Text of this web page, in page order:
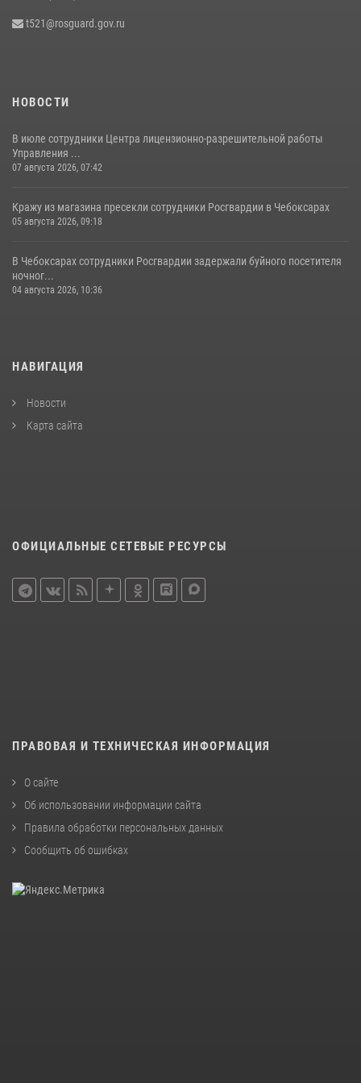
t521@rosguard.gov.ru
НОВОСТИ
В июле сотрудники Центра лицензионно-разрешительной работы
Управления ...
07 августа 2026, 07:42
Кражу из магазина пресекли сотрудники Росгвардии в Чебоксарах
05 августа 2026, 09:18
В Чебоксарах сотрудники Росгвардии задержали буйного посетителя
ночног...
04 августа 2026, 10:36
НАВИГАЦИЯ
Новости
Карта сайта
ОФИЦИАЛЬНЫЕ СЕТЕВЫЕ РЕСУРСЫ
ПРАВОВАЯ И ТЕХНИЧЕСКАЯ ИНФОРМАЦИЯ
О сайте
Об использовании информации сайта
Правила обработки персональных данных
Сообщить об ошибках